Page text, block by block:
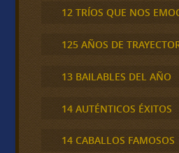
12 TRÍOS QUE NOS
125 AÑOS DE
13 BAILABLES DEL AÑO
14 AUTÉNTICOS ÉXITOS
14 CABALLOS FAMOSOS